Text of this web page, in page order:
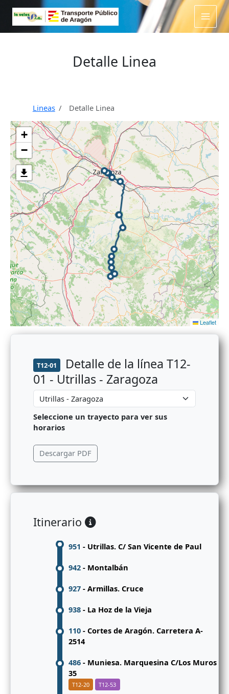
contenido
Detalle Linea
Lineas Detalle Linea
+
−
Leaflet
T12-01
Detalle de la línea T12-
01 - Utrillas - Zaragoza
Seleccione un trayecto para ver sus
horarios
Descargar PDF
Itinerario
951 - Utrillas. C/ San Vicente de Paul
942- Montalbán
927- Armillas. Cruce
938- La Hoz de la Vieja
110- Cortes de Aragón. Carretera A-
2514
486- Muniesa. Marquesina C/Los Muros
35
T12-20 T12-53